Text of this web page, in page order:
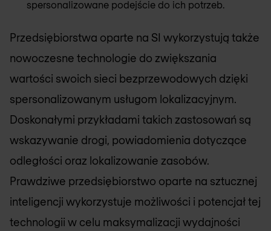
spersonalizowane podejście do ich potrzeb.
Przedsiębiorstwa oparte na SI wykorzystują także
nowoczesne technologie do zwiększania
wartości swoich sieci bezprzewodowych dzięki
spersonalizowanym usługom lokalizacyjnym.
Doskonałymi przykładami takich zastosowań są
wskazywanie drogi, powiadomienia dotyczące
odległości oraz lokalizowanie zasobów.
Prawdziwe przedsiębiorstwo oparte na sztucznej
inteligencji wykorzystuje możliwości i potencjał tej
technologii w celu maksymalizacji wydajności